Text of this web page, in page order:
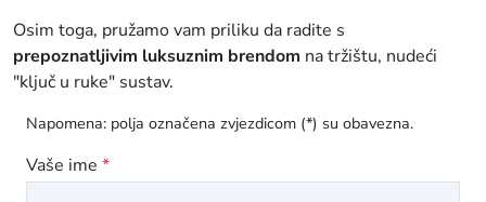
Osim toga, pružamo vam priliku da radite s
prepoznatljivim luksuznim brendom na tržištu, nudeći
"ključ u ruke" sustav.
Napomena: polja označena zvjezdicom (*) su obavezna.
Vaše ime *